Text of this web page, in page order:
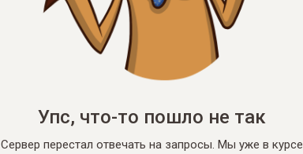
Упс, что-то пошло не так
Сервер перестал отвечать на запросы. Мы уже в курсе